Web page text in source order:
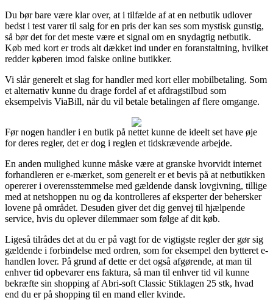
Du bør bare være klar over, at i tilfælde af at en netbutik udlover
bedst i test varer til salg for en pris der kan ses som mystisk gunstig,
så bør det for det meste være et signal om en snydagtig netbutik.
Køb med kort er trods alt dækket ind under en foranstaltning, hvilket
redder køberen imod falske online butikker.
Vi slår generelt et slag for handler med kort eller mobilbetaling. Som
et alternativ kunne du drage fordel af et afdragstilbud som
eksempelvis ViaBill, når du vil betale betalingen af flere omgange.
Før nogen handler i en butik på nettet kunne de ideelt set have øje
for deres regler, det er dog i reglen et tidskrævende arbejde.
En anden mulighed kunne måske være at granske hvorvidt internet
forhandleren er e-mærket, som generelt er et bevis på at netbutikken
opererer i overensstemmelse med gældende dansk lovgivning, tillige
med at netshoppen nu og da kontrolleres af eksperter der behersker
lovene på området. Desuden giver det dig genvej til hjælpende
service, hvis du oplever dilemmaer som følge af dit køb.
Ligeså tilrådes det at du er på vagt for de vigtigste regler der gør sig
gældende i forbindelse med ordren, som for eksempel den bytteret e-
handlen lover. På grund af dette er det også afgørende, at man til
enhver tid opbevarer ens faktura, så man til enhver tid vil kunne
bekræfte sin shopping af Abri-soft Classic Stiklagen 25 stk, hvad
end du er på shopping til en mand eller kvinde.